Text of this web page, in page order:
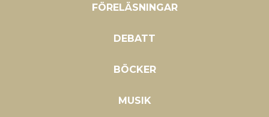
FÖRELÄSNINGAR
DEBATT
BÖCKER
MUSIK